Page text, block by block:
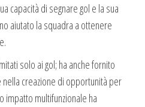
capacità di segnare gol e la sua
aiutato la squadra a ottenere
solo ai gol; ha anche fornito
creazione di opportunità per
impatto multifunzionale ha